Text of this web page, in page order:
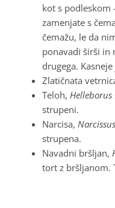
kot s podleskom
zamenjate s
čemažu, le da
ponavadi širši in
drugega.
Zlatičnata
Teloh, Helleborus
strupeni.
Narcisa, Narcissus
strupena.
Navadni bršljan,
tort z bršljanom.